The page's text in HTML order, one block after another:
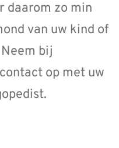
daarom zo min
van uw kind of
bij
op met uw